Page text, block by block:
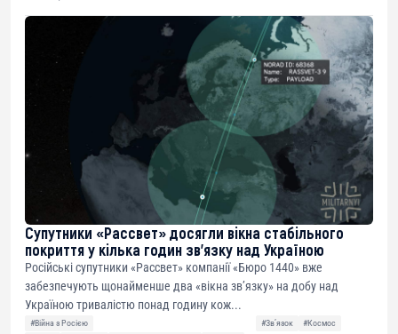
Супутники «Рассвет» досягли вікна стабільного
покриття у кілька годин зв’язку над Україною
Російські супутники «Рассвет» компанії «Бюро 1440» вже
забезпечують щонайменше два «вікна зв’язку» на добу над
Україною тривалістю понад годину кож...
#Війна з Росією #Звʼязок
#Космос